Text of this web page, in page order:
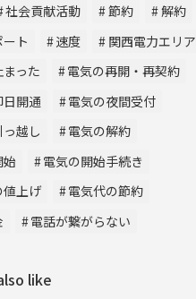
社会貢献活動 節約
解約
ト
速度
関西電力エリア
った
電気の再開・再契約
開通
電気の夜間受付
越し
電気の解約
始
電気の開始手続き
値上げ
電気代の節約
電話が繋がらない
like